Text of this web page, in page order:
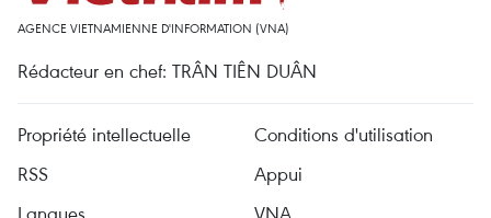
AGENCE VIETNAMIENNE D'INFORMATION (VNA)
Rédacteur en chef: TRÂN TIÊN DUÂN
Propriété intellectuelle
Conditions d'utilisation
RSS
Appui